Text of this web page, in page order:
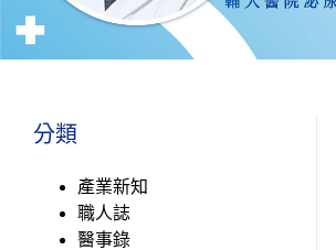
分類
產業新知
職人誌
醫事錄